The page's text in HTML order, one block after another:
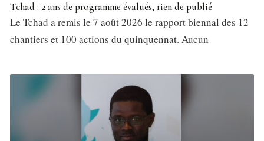
Tchad : 2 ans de programme évalués, rien de publié
Le Tchad a remis le 7 août 2026 le rapport biennal des 12
chantiers et 100 actions du quinquennat. Aucun